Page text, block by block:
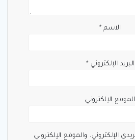
الاسم *
البريد الإلكتروني*
الموقع الإلكتروني
الإلكتروني، والموقع الإلكتروني